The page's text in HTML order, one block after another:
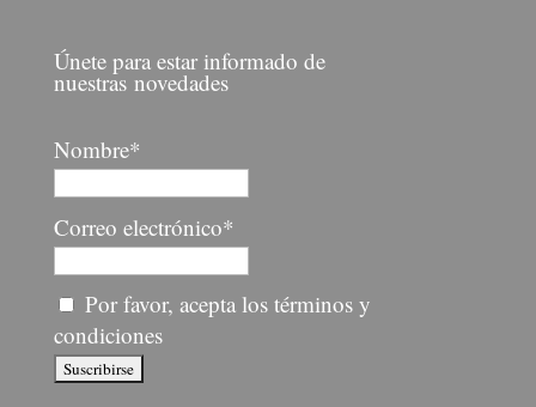
Únete para estar informado de
nuestras novedades
Nombre*
Correo electrónico*
Por favor, acepta los términos y
condiciones